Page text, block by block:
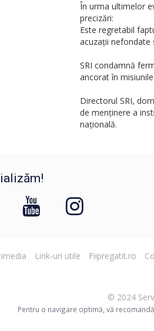
În urma ultimelor
precizări:
Este regretabil
acuzații nefondate
SRI condamnă
ancorat în
Directorul SRI,
de menținere a
națională.
Link-uri utile Fiipregatit.ro
© 2024
Pentru o navigare optimă, vă